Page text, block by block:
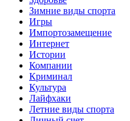
Зимние виды спорта
Игры
Импортозамещение
Интернет
Истории
Компании
Криминал
Культура
Лайфхаки
Летние виды спорта